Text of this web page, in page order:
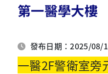
第一醫學大樓
發布日期：2025/08/
一醫2F警衛室旁